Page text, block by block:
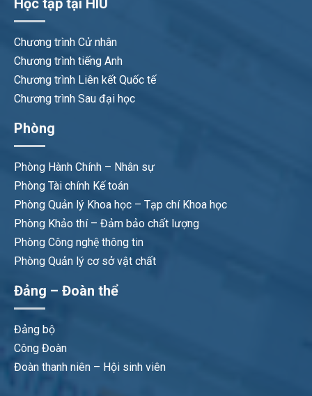
Học tập tại HIU
Chương trình Cử nhân
Chương trình tiếng Anh
Chương trình Liên kết Quốc tế
Chương trình Sau đại học
Phòng
Phòng Hành Chính – Nhân sự
Phòng Tài chính Kế toán
Phòng Quản lý Khoa học – Tạp chí Khoa học
Phòng Khảo thí – Đảm bảo chất lượng
Phòng Công nghệ thông tin
Phòng Quản lý cơ sở vật chất
Đảng – Đoàn thể
Đảng bộ
Công Đoàn
Đoàn thanh niên – Hội sinh viên